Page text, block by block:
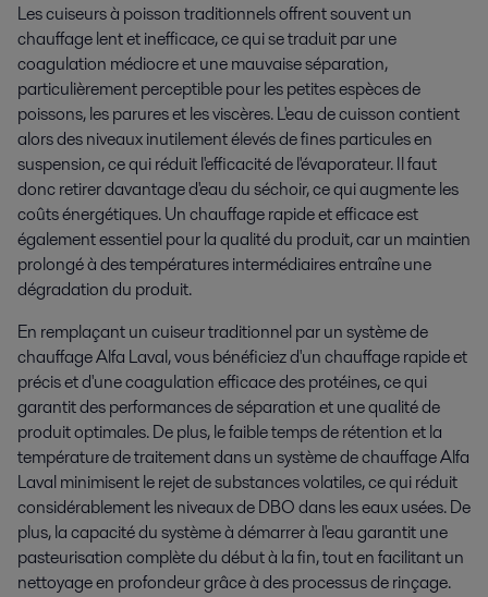
Les cuiseurs à poisson traditionnels offrent souvent un
chauffage lent et inefficace, ce qui se traduit par une
coagulation médiocre et une mauvaise séparation,
particulièrement perceptible pour les petites espèces de
poissons, les parures et les viscères. L'eau de cuisson contient
alors des niveaux inutilement élevés de fines particules en
suspension, ce qui réduit l'efficacité de l'évaporateur. Il faut
donc retirer davantage d'eau du séchoir, ce qui augmente les
coûts énergétiques. Un chauffage rapide et efficace est
également essentiel pour la qualité du produit, car un maintien
prolongé à des températures intermédiaires entraîne une
dégradation du produit.
En remplaçant un cuiseur traditionnel par un système de
chauffage Alfa Laval, vous bénéficiez d'un chauffage rapide et
précis et d'une coagulation efficace des protéines, ce qui
garantit des performances de séparation et une qualité de
produit optimales. De plus, le faible temps de rétention et la
température de traitement dans un système de chauffage Alfa
Laval minimisent le rejet de substances volatiles, ce qui réduit
considérablement les niveaux de DBO dans les eaux usées. De
plus, la capacité du système à démarrer à l'eau garantit une
pasteurisation complète du début à la fin, tout en facilitant un
nettoyage en profondeur grâce à des processus de rinçage.